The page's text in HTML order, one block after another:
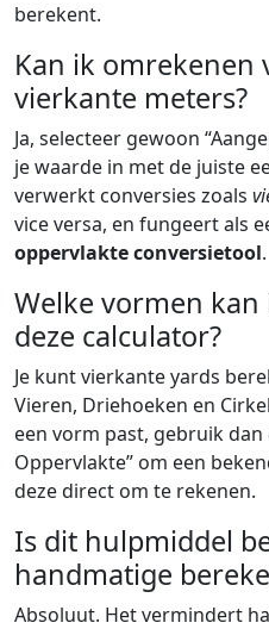
berekent.
Kan ik omrekenen
vierkante meters?
Ja, selecteer gewoon
je waarde in met de juiste
verwerkt conversies zoals
vice versa, en fungeert als
oppervlakte conversietool.
Welke vormen
deze calculator?
Je kunt vierkante yards
Vieren, Driehoeken en
een vorm past, gebruik dan
Oppervlakte” om een
deze direct om te rekenen.
Is dit hulpmiddel
handmatige
Absoluut. Het vermindert